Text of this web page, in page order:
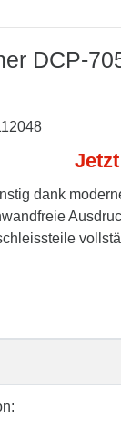
DCP-
dank